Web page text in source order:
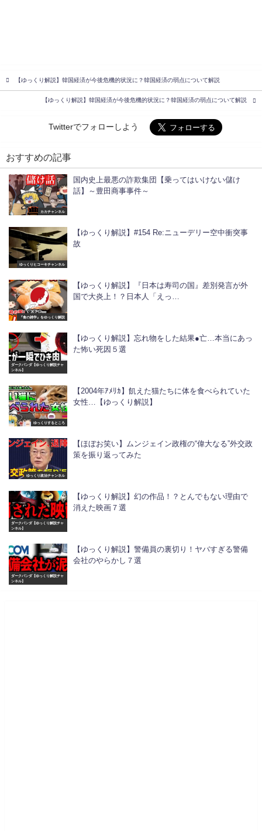
【ゆっくり解説】韓国経済が今後危機的状況に？韓国経済の弱点について解説
【ゆっくり解説】韓国経済が今後危機的状況に？韓国経済の弱点について解説
Twitterでフォローしよう
おすすめの記事
カカチャンネル
国内史上最悪の詐欺集団【乗ってはいけない儲け
話】～豊田商事事件～
ゆっくりヒコーキチャンネル
【ゆっくり解説】#154 Re:ニューデリー空中衝突事
故
『食の雑学』をゆっくり解説
【ゆっくり解説】『日本は寿司の国』差別発言が外
国で大炎上！？日本人「えっ…
ダークパンダ【ゆっくり解説チャ
ンネル】
【ゆっくり解説】忘れ物をした結果●亡…本当にあっ
た怖い死因５選
ゆっくりするところ
【2004年ｱﾒﾘｶ】飢えた猫たちに体を食べられていた
女性…【ゆっくり解説】
ゆっくり政治チャンネル
【ほぼお笑い】ムンジェイン政権の“偉大なる”外交政
策を振り返ってみた
ダークパンダ【ゆっくり解説チャ
ンネル】
【ゆっくり解説】幻の作品！？とんでもない理由で
消えた映画７選
ダークパンダ【ゆっくり解説チャ
ンネル】
【ゆっくり解説】警備員の裏切り！ヤバすぎる警備
会社のやらかし７選